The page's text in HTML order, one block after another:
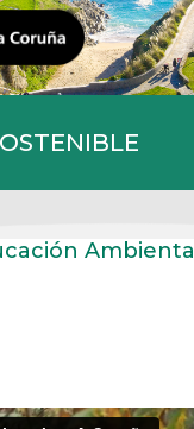
Ambiental